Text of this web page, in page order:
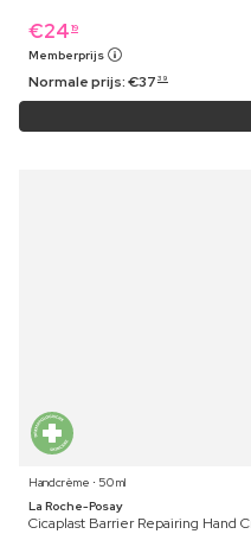
€24 19
Memberprijs
Normale prijs:€37 39
Handcrème ⋅ 50 ml
La Roche-Posay
Cicaplast Barrier Repairing Hand